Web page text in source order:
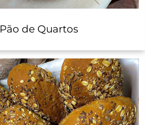
Pão de Quartos